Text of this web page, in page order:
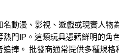
動漫、影視、遊戲或現實人物
門IP。這類玩具憑藉鮮明的角
捧。 批發商通常提供多種規